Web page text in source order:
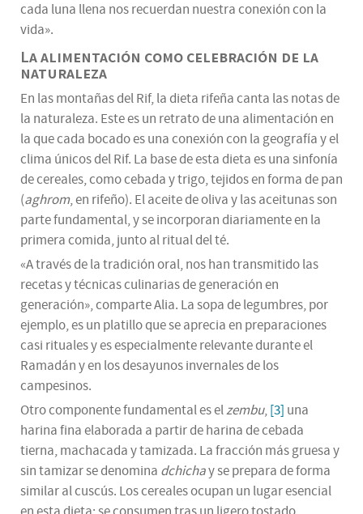
cada luna llena nos recuerdan nuestra conexión con la
vida».
La alimentación como celebración de la
naturaleza
En las montañas del Rif, la dieta rifeña canta las notas de
la naturaleza. Este es un retrato de una alimentación en
la que cada bocado es una conexión con la geografía y el
clima únicos del Rif. La base de esta dieta es una sinfonía
de cereales, como cebada y trigo, tejidos en forma de pan
(aghrom, en rifeño). El aceite de oliva y las aceitunas son
parte fundamental, y se incorporan diariamente en la
primera comida, junto al ritual del té.
«A través de la tradición oral, nos han transmitido las
recetas y técnicas culinarias de generación en
generación», comparte Alia. La sopa de legumbres, por
ejemplo, es un platillo que se aprecia en preparaciones
casi rituales y es especialmente relevante durante el
Ramadán y en los desayunos invernales de los
campesinos.
Otro componente fundamental es elzembu,[3] una
harina fina elaborada a partir de harina de cebada
tierna, machacada y tamizada. La fracción más gruesa y
sin tamizar se denomina dchichay se prepara de forma
similar al cuscús. Los cereales ocupan un lugar esencial